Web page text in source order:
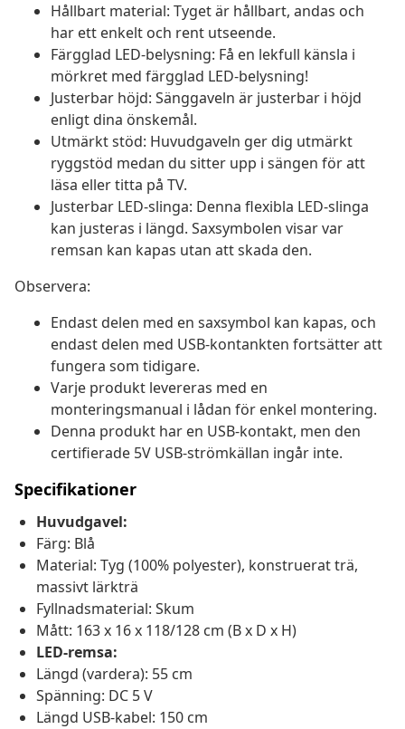
Hållbart material: Tyget är hållbart, andas och
har ett enkelt och rent utseende.
Färgglad LED-belysning: Få en lekfull känsla i
mörkret med färgglad LED-belysning!
Justerbar höjd: Sänggaveln är justerbar i höjd
enligt dina önskemål.
Utmärkt stöd: Huvudgaveln ger dig utmärkt
ryggstöd medan du sitter upp i sängen för att
läsa eller titta på TV.
Justerbar LED-slinga: Denna flexibla LED-slinga
kan justeras i längd. Saxsymbolen visar var
remsan kan kapas utan att skada den.
Observera:
Endast delen med en saxsymbol kan kapas, och
endast delen med USB-kontankten fortsätter att
fungera som tidigare.
Varje produkt levereras med en
monteringsmanual i lådan för enkel montering.
Denna produkt har en USB-kontakt, men den
certifierade 5V USB-strömkällan ingår inte.
Specifikationer
Huvudgavel:
Färg: Blå
Material: Tyg (100% polyester), konstruerat trä,
massivt lärkträ
Fyllnadsmaterial: Skum
Mått: 163 x 16 x 118/128 cm (B x D x H)
LED-remsa:
Längd (vardera): 55 cm
Spänning: DC 5 V
Längd USB-kabel: 150 cm